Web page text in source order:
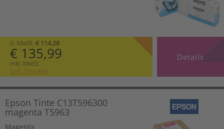
o. MwSt. € 114,28
€ 135,99
inkl. MwSt.
zzgl. Versand
Details
Epson Tinte C13T596300
magenta T5963
Magenta